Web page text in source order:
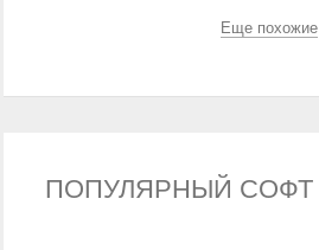
Еще похожие
ПОПУЛЯРНЫЙ СОФТ